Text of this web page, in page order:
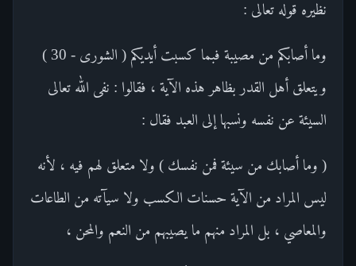
نظيره قوله تعالى :
وما أصابكم من مصيبة فبما كسبت أيديكم ( الشورى - 30 )
ويتعلق أهل القدر بظاهر هذه الآية ، فقالوا : نفى الله تعالى
السيئة عن نفسه ونسبها إلى العبد فقال :
( وما أصابك من سيئة فمن نفسك ) ولا متعلق لهم فيه ، لأنه
ليس المراد من الآية حسنات الكسب ولا سيآته من الطاعات
والمعاصي ، بل المراد منهم ما يصيبهم من النعم والمحن ،